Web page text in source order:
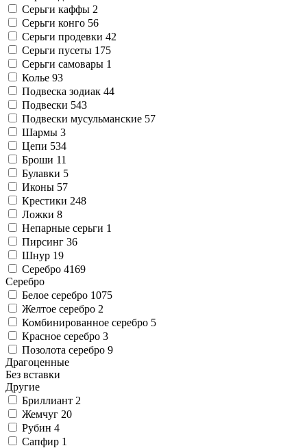
Серьги каффы 2
Серьги конго 56
Серьги продевки 42
Серьги пусеты 175
Серьги самовары 1
Колье 93
Подвеска зодиак 44
Подвески 543
Подвески мусульманские 57
Шармы 3
Цепи 534
Броши 11
Булавки 5
Иконы 57
Крестики 248
Ложки 8
Непарные серьги 1
Пирсинг 36
Шнур 19
Серебро 4169
Серебро
Белое серебро 1075
Желтое серебро 2
Комбинированное серебро 5
Красное серебро 3
Позолота серебро 9
Драгоценные
Без вставки
Другие
Бриллиант 2
Жемчуг 20
Рубин 4
Сапфир 1